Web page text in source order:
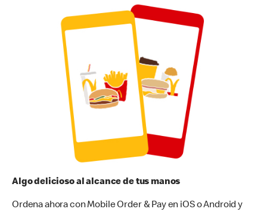
Algo delicioso al alcance de tus manos
Ordena ahora con Mobile Order & Pay en iOS o Android y